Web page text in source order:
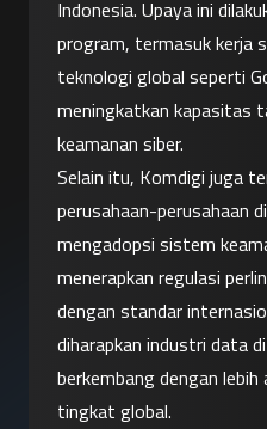
Indonesia. Upaya ini
program, termasuk kerja
teknologi global seperti
meningkatkan kapasitas
keamanan siber.
Selain itu, Komdigi juga
perusahaan-perusahaan
mengadopsi sistem
menerapkan regulasi
dengan standar
diharapkan industri data
berkembang dengan
tingkat global.